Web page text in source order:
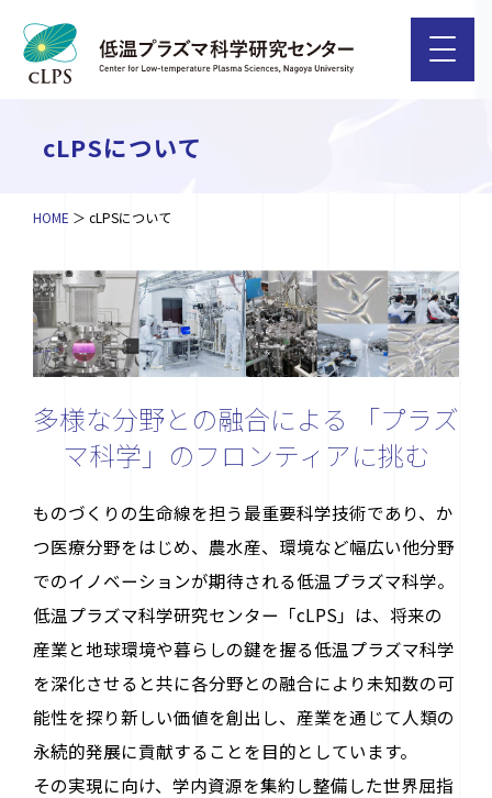
cLPSについて
HOME cLPSについて
多様な分野との融合による
「プラズ
マ科学」のフロンティアに挑む
ものづくりの生命線を担う最重要科学技術であり、か
つ医療分野をはじめ、農水産、環境など幅広い他分野
でのイノベーションが期待される低温プラズマ科学。
低温プラズマ科学研究センター「cLPS」は、将来の
産業と地球環境や暮らしの鍵を握る低温プラズマ科学
を深化させると共に各分野との融合により未知数の可
能性を探り新しい価値を創出し、産業を通じて人類の
永続的発展に貢献することを目的としています。
その実現に向け、学内資源を集約し整備した世界屈指